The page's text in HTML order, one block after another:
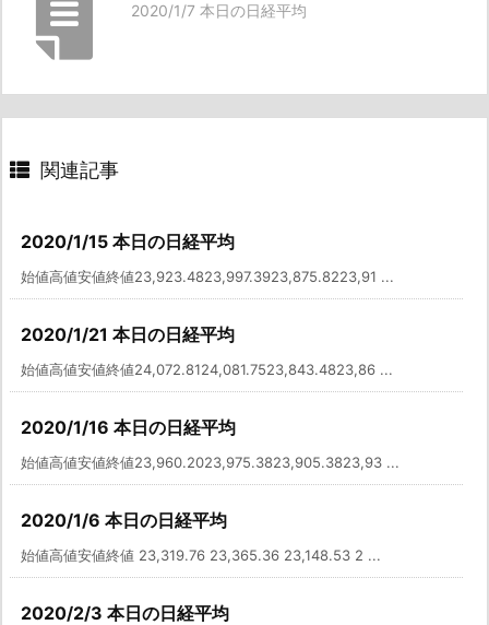
2020/1/7 本日の日経平均
関連記事
2020/1/15 本日の日経平均
始値高値安値終値23,923.4823,997.3923,875.8223,91 ...
2020/1/21 本日の日経平均
始値高値安値終値24,072.8124,081.7523,843.4823,86 ...
2020/1/16 本日の日経平均
始値高値安値終値23,960.2023,975.3823,905.3823,93 ...
2020/1/6 本日の日経平均
始値高値安値終値 23,319.76 23,365.36 23,148.53 2 ...
2020/2/3 本日の日経平均